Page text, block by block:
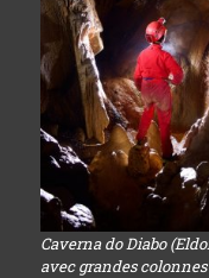
Caverna do Diabo
avec grandes